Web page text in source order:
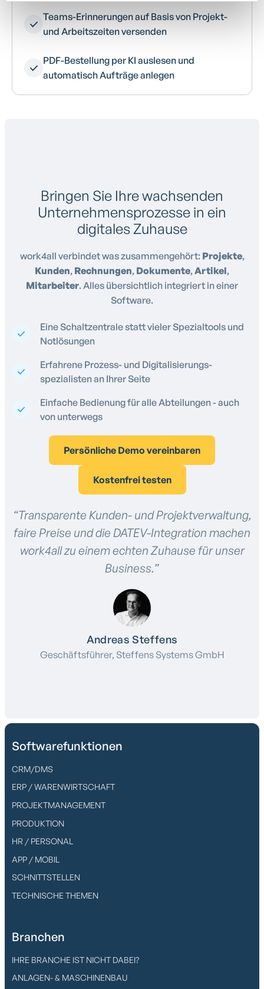
Teams-Erinnerungen auf Basis von Projekt-
und Arbeitszeiten versenden
PDF-Bestellung per KI auslesen und
automatisch Aufträge anlegen
Bringen Sie Ihre wachsenden
Unternehmensprozesse in ein
digitales Zuhause
work4all verbindet was zusammengehört: Projekte,
Kunden, Rechnungen, Dokumente,Artikel,
Mitarbeiter. Alles übersichtlich integriert in einer
Software.
Eine Schaltzentrale statt vieler Spezialtools und
Notlösungen
Erfahrene Prozess- und Digitalisierungs-
spezialisten an Ihrer Seite
Einfache Bedienung für alle Abteilungen - auch
von unterwegs
Persönliche Demo vereinbaren
Kostenfrei testen
“Transparente Kunden- und Projektverwaltung,
faire Preise und die DATEV-Integration machen
work4all zu einem echten Zuhause für unser
Business.”
Andreas Steffens
Geschäftsführer, Steffens Systems GmbH
Softwarefunktionen
CRM/DMS
ERP / WARENWIRTSCHAFT
PROJEKTMANAGEMENT
PRODUKTION
HR / PERSONAL
APP / MOBIL
SCHNITTSTELLEN
TECHNISCHE THEMEN
Branchen
IHRE BRANCHE IST NICHT DABEI?
ANLAGEN- & MASCHINENBAU